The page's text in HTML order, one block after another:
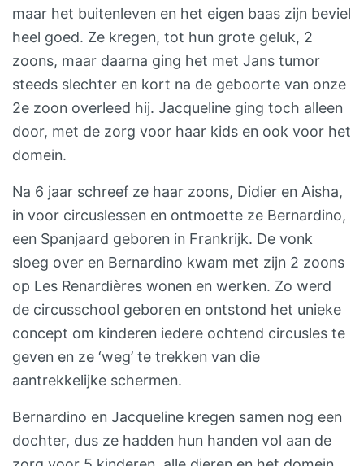
maar het buitenleven en het eigen baas zijn beviel
heel goed. Ze kregen, tot hun grote geluk, 2
zoons, maar daarna ging het met Jans tumor
steeds slechter en kort na de geboorte van onze
2e zoon overleed hij. Jacqueline ging toch alleen
door, met de zorg voor haar kids en ook voor het
domein.
Na 6 jaar schreef ze haar zoons, Didier en Aisha,
in voor circuslessen en ontmoette ze Bernardino,
een Spanjaard geboren in Frankrijk. De vonk
sloeg over en Bernardino kwam met zijn 2 zoons
op Les Renardières wonen en werken. Zo werd
de circusschool geboren en ontstond het unieke
concept om kinderen iedere ochtend circusles te
geven en ze ‘weg’ te trekken van die
aantrekkelijke schermen.
Bernardino en Jacqueline kregen samen nog een
dochter, dus ze hadden hun handen vol aan de